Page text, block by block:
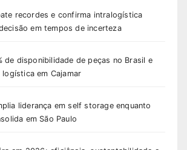
recordes e confirma intralogística
em tempos de incerteza
de disponibilidade de peças no Brasil e
em Cajamar
liderança em self storage enquanto
em São Paulo